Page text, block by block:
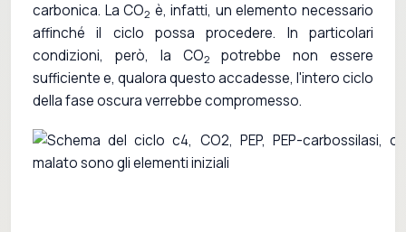
carbonica. La CO2 è, infatti, un elemento necessario
affinché il ciclo possa procedere. In particolari
condizioni, però, la CO2
potrebbe non essere
sufficiente e, qualora questo accadesse, l'intero ciclo
della fase oscura verrebbe compromesso.